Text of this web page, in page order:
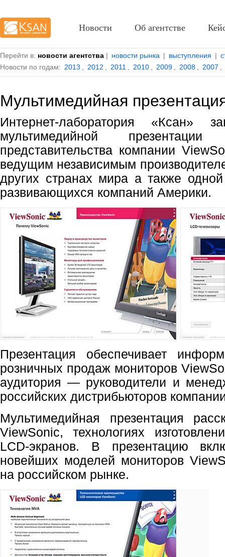
Перейти в: новости агентства | новости рынка | выступления |
Новости по годам: 2013 2012 2011 2010 2009 2008 2007
Мультимедийная
Интернет-лаборатория «Ксан»
мультимедийной
представительства компании
ведущим независимым
других странах мира а также
развивающихся компаний Америки.
Презентация обеспечивает
розничных продаж мониторов
аудитория — руководители и
российских дистрибьюторов
Мультимедийная презентация
ViewSonic, технологиях
LCD-экранов. В презентацию
новейших моделей мониторов
на российском рынке.
Новости Об агентстве